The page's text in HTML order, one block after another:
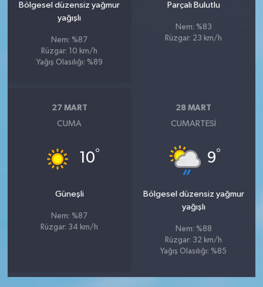
Bölgesel düzensiz yağmur
yağışlı
Nem: %87
Rüzgar: 10 km/h
Yağış Olasılığı: %89
Parçalı Bulutlu
Nem: %83
Rüzgar: 23 km/h
27 MART
CUMA
10°
Güneşli
Nem: %87
Rüzgar: 34 km/h
28 MART
CUMARTESI
9°
Bölgesel düzensiz yağmur
yağışlı
Nem: %88
Rüzgar: 32 km/h
Yağış Olasılığı: %85